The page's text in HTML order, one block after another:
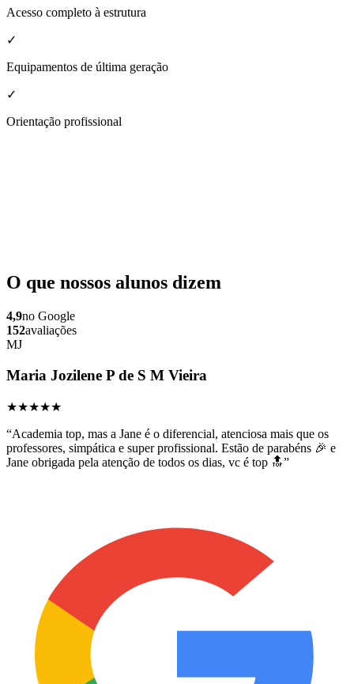
Acesso completo à estrutura
✓
Equipamentos de última geração
✓
Orientação profissional
O que nossos alunos dizem
4,9no Google
152avaliações
MJ
Maria Jozilene P de S M Vieira
★★★★★
“Academia top, mas a Jane é o diferencial, atenciosa mais que os
professores, simpática e super profissional. Estão de parabéns 🎉 e
Jane obrigada pela atenção de todos os dias, vc é top 🔝”